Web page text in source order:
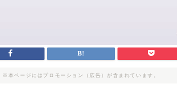
※本ページにはプロモーション（広告）が含まれています。